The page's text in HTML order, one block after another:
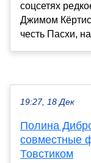
соцсетях
Джимом
честь Пасхи,
19:27, 18 Дек
Полина
совместные
Товстиком